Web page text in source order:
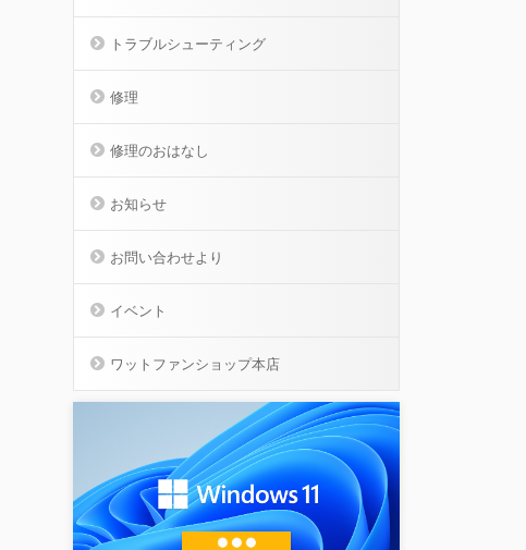
トラブルシューティング
修理
修理のおはなし
お知らせ
お問い合わせより
イベント
ワットファンショップ本店